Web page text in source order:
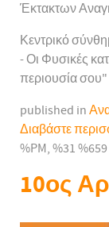
Έκτακτων
Κεντρικό
- Οι Φυσικές
περιουσία σου"
published in
Διαβάστε
%PM, %31
10ος